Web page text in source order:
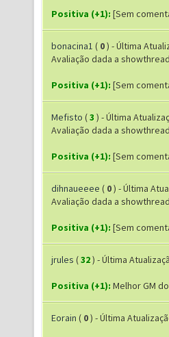
Positiva (+1): [Sem
bonacina1 ( 0) - Última
Avaliação dada a
Positiva (+1): [Sem
Mefisto (3 ) - Última
Avaliação dada a
Positiva (+1): [Sem
dihnaueeee ( 0) - Última
Avaliação dada a
Positiva (+1): [Sem
jrules (32) - Última
Positiva (+1): Melhor GM
Eorain ( 0) - Última